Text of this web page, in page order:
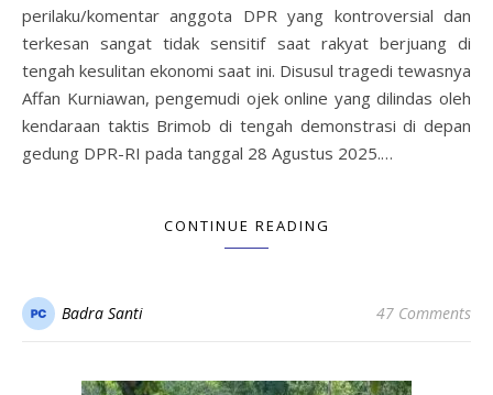
perilaku/komentar anggota DPR yang kontroversial dan
terkesan sangat tidak sensitif saat rakyat berjuang di
tengah kesulitan ekonomi saat ini. Disusul tragedi tewasnya
Affan Kurniawan, pengemudi ojek online yang dilindas oleh
kendaraan taktis Brimob di tengah demonstrasi di depan
gedung DPR-RI pada tanggal 28 Agustus 2025.…
CONTINUE READING
Badra Santi 47 Comments